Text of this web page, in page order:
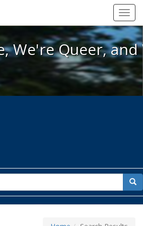
Here, We're Queer, and
We're Queer,
for